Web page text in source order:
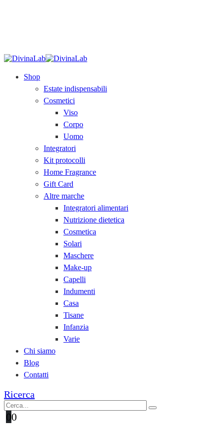
Shop
Estate indispensabili
Cosmetici
Viso
Corpo
Uomo
Integratori
Kit protocolli
Home Fragrance
Gift Card
Altre marche
Integratori alimentari
Nutrizione dietetica
Cosmetica
Solari
Maschere
Make-up
Capelli
Indumenti
Casa
Tisane
Infanzia
Varie
Chi siamo
Blog
Contatti
Ricerca
00